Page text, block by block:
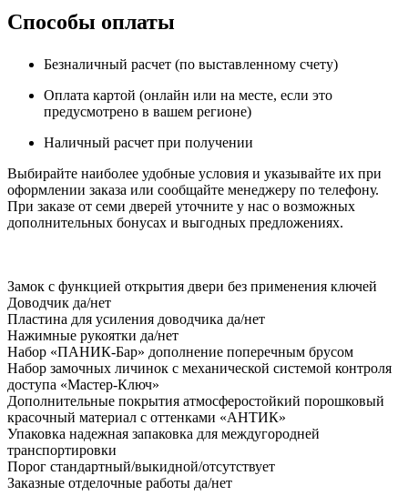
Способы оплаты
Безналичный расчет (по выставленному счету)
Оплата картой (онлайн или на месте, если это
предусмотрено в вашем регионе)
Наличный расчет при получении
Выбирайте наиболее удобные условия и указывайте их при
оформлении заказа или сообщайте менеджеру по телефону.
При заказе от семи дверей уточните у нас о возможных
дополнительных бонусах и выгодных предложениях.
Замок с функцией открытия двери без применения ключей
Доводчик да/нет
Пластина для усиления доводчика да/нет
Нажимные рукоятки да/нет
Набор «ПАНИК-Бар» дополнение поперечным брусом
Набор замочных личинок с механической системой контроля
доступа «Мастер-Ключ»
Дополнительные покрытия атмосферостойкий порошковый
красочный материал с оттенками «АНТИК»
Упаковка надежная запаковка для междугородней
транспортировки
Порог стандартный/выкидной/отсутствует
Заказные отделочные работы да/нет